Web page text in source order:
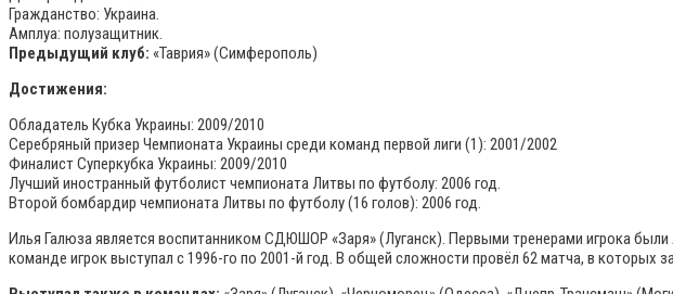
Гражданство: Украина.
Амплуа: полузащитник.
Предыдущий клуб: «Таврия» (Симферополь)
Достижения:
Обладатель Кубка Украины: 2009/2010
Серебряный призер Чемпионата Украины среди команд первой лиги (1): 2001/2002
Финалист Суперкубка Украины: 2009/2010
Лучший иностранный футболист чемпионата Литвы по футболу: 2006 год.
Второй бомбардир чемпионата Литвы по футболу (16 голов): 2006 год.
Илья Галюза является воспитанником СДЮШОР «Заря» (Луганск). Первыми тренерами игрока
команде игрок выступал с 1996-го по 2001-й год. В общей сложности провёл 62 матча, в которых